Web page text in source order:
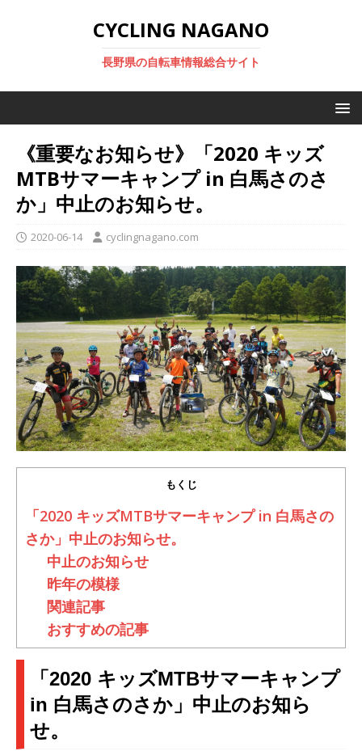
CYCLING NAGANO
長野県の自転車情報総合サイト
《重要なお知らせ》「2020 キッズ
MTBサマーキャンプ in 白馬さのさ
か」中止のお知らせ。
2020-06-14 cyclingnagano.com
もくじ
「2020 キッズMTBサマーキャンプ in 白馬さの
さか」中止のお知らせ。
中止のお知らせ
昨年の模様
関連記事
おすすめの記事
「2020 キッズMTBサマーキャンプ
in 白馬さのさか」中止のお知ら
せ。